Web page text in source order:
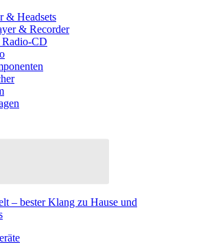
& Headsets
& Recorder
CD
– bester Klang zu Hause und